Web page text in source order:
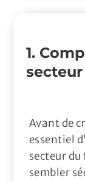
1.
secteur
Avant de
essentiel
secteur
sembler